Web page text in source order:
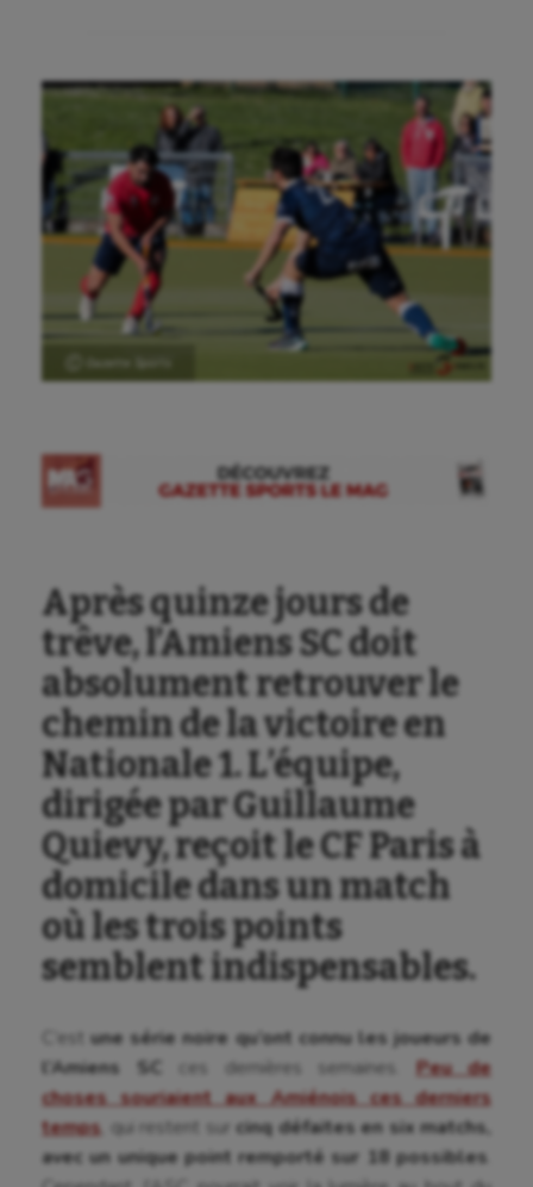
Aéronautique
Après quinze jours de
trêve, l’Amiens SC doit
absolument retrouver le
chemin de la victoire en
Nationale 1. L’équipe,
dirigée par Guillaume
Quievy, reçoit le CF Paris à
domicile dans un match
où les trois points
semblent indispensables.
C’estune série noire qu’ont connu les joueurs de
l’Amiens SC
ces dernières semaines. Peu de
choses souriaient aux Amiénois ces derniers
temps , qui restent sur cinq défaites en six matchs,
avec un unique point remporté sur 18 possibles